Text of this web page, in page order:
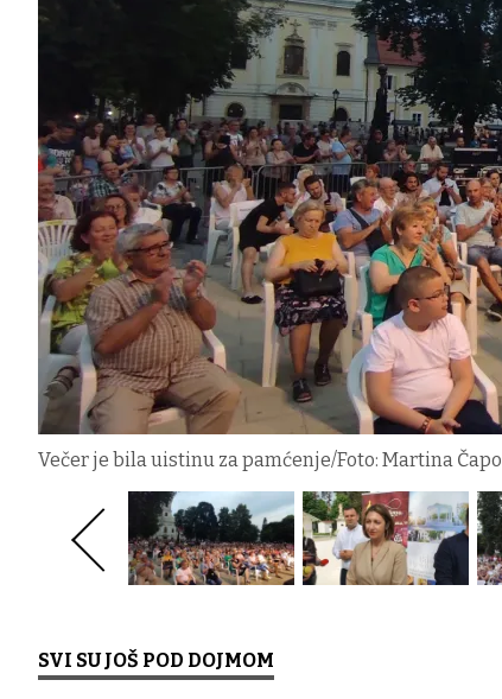
Večer je bila uistinu za pamćenje/Foto: Martina Čapo
SVI SU JOŠ POD DOJMOM